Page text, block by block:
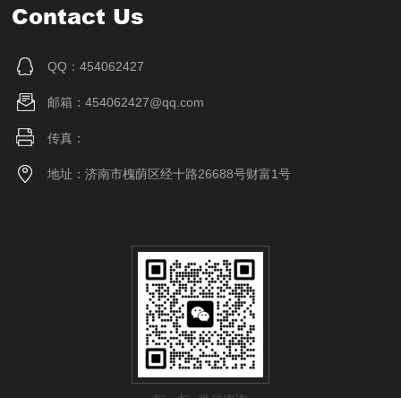
Contact Us
QQ：454062427
邮箱：454062427@qq.com
传真：
地址：济南市槐荫区经十路26688号财富1号